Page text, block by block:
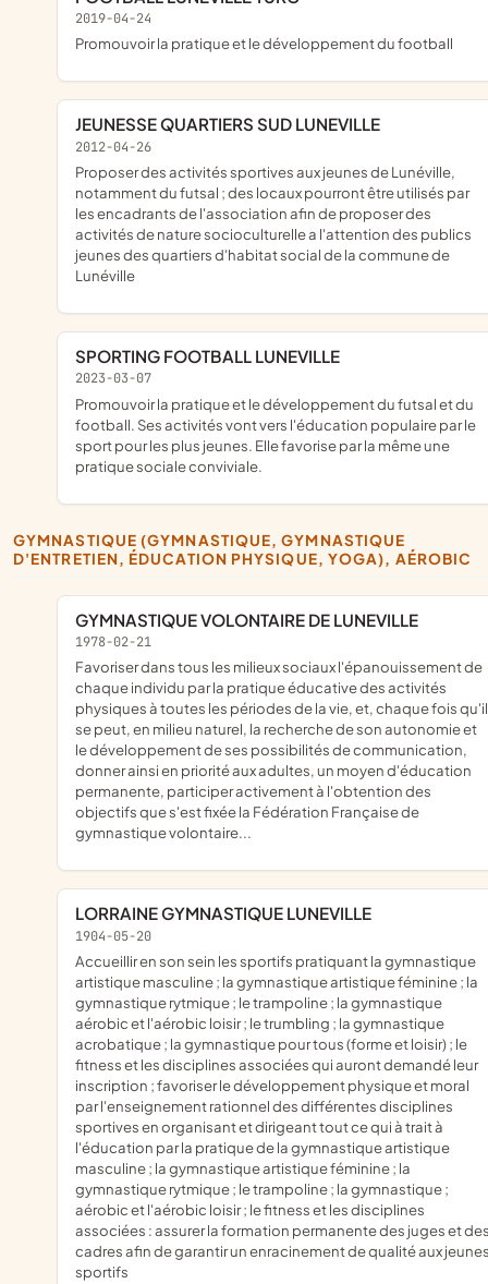
2019-04-24
promouvoir la pratique et le développement du football
JEUNESSE QUARTIERS SUD LUNEVILLE
2012-04-26
proposer des activités sportives aux jeunes de Lunéville,
notamment du futsal ; des locaux pourront être utilisés par
les encadrants de l'association afin de proposer des
activités de nature socioculturelle a l'attention des publics
jeunes des quartiers d'habitat social de la commune de
Lunéville
SPORTING FOOTBALL LUNEVILLE
2023-03-07
Promouvoir la pratique et le développement du futsal et du
football. Ses activités vont vers l'éducation populaire par le
sport pour les plus jeunes. Elle favorise par la même une
pratique sociale conviviale.
GYMNASTIQUE (GYMNASTIQUE, GYMNASTIQUE
D'ENTRETIEN, ÉDUCATION PHYSIQUE, YOGA), AÉROBIC
GYMNASTIQUE VOLONTAIRE DE LUNEVILLE
1978-02-21
Favoriser dans tous les milieux sociaux l'épanouissement de
chaque individu par la pratique éducative des activités
physiques à toutes les périodes de la vie, et, chaque fois qu'il
se peut, en milieu naturel, la recherche de son autonomie et
le développement de ses possibilités de communication,
donner ainsi en priorité aux adultes, un moyen d'éducation
permanente, participer activement à l'obtention des
objectifs que s'est fixée la Fédération Française de
gymnastique volontaire...
LORRAINE GYMNASTIQUE LUNEVILLE
1904-05-20
accueillir en son sein les sportifs pratiquant la gymnastique
artistique masculine ; la gymnastique artistique féminine ; la
gymnastique rytmique ; le trampoline ; la gymnastique
aérobic et l'aérobic loisir ; le trumbling ; la gymnastique
acrobatique ; la gymnastique pour tous (forme et loisir) ; le
fitness et les disciplines associées qui auront demandé leur
inscription ; favoriser le développement physique et moral
par l'enseignement rationnel des différentes disciplines
sportives en organisant et dirigeant tout ce qui à trait à
l'éducation par la pratique de la gymnastique artistique
masculine ; la gymnastique artistique féminine ; la
gymnastique rytmique ; le trampoline ; la gymnastique ;
aérobic et l'aérobic loisir ; le fitness et les disciplines
associées : assurer la formation permanente des juges et
cadres afin de garantir un enracinement de qualité aux
sportifs